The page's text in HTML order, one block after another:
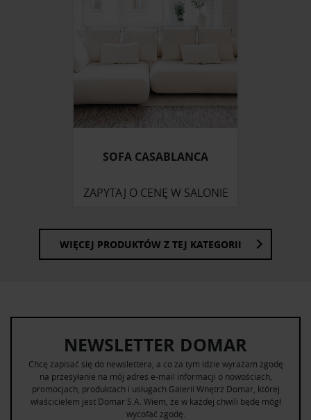
otrzymanymi od Ciebie lub uzyskanymi podczas
korzystania z ich usług.
SOFA CASABLANCA
ZAPYTAJ O CENĘ W SALONIE
WIĘCEJ PRODUKTÓW Z TEJ KATEGORII
NEWSLETTER DOMAR
Chcę zapisać się do newslettera, a co za tym idzie wyrażam zgodę
na przesyłanie na mój adres e-mail informacji o nowościach,
promocjach, produktach i usługach Galerii Wnętrz Domar, której
właścicielem jest Domar S.A. Wiem, że w każdej chwili będę mógł
wycofać zgodę.